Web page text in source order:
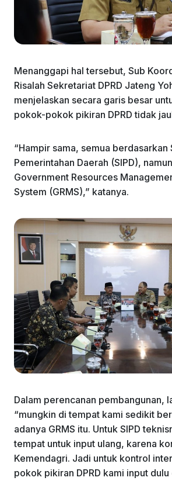
Menanggapi hal tersebut, Sub
Risalah Sekretariat DPRD Jateng
menjelaskan secara garis besar
pokok-pokok pikiran DPRD tidak
“Hampir sama, semua berdasarkan
Pemerintahan Daerah (SIPD),
Government Resources
System (GRMS),” katanya.
Dalam perencanan pembangunan,
“mungkin di tempat kami sedikit
adanya GRMS itu. Untuk SIPD
tempat untuk input ulang, karena
Kemendagri. Jadi untuk kontrol
pokok pikiran DPRD kami input dulu